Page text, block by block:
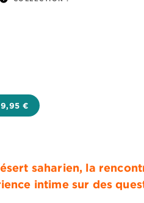
€
saharien, la
intime sur des